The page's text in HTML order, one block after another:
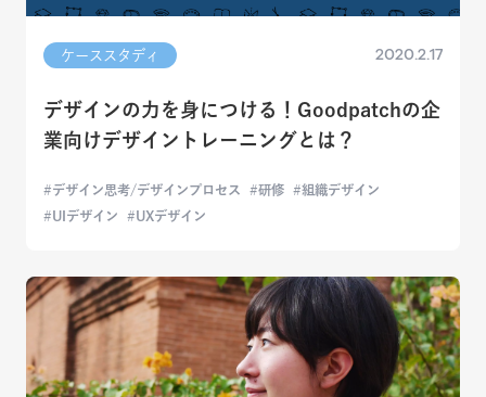
ケーススタディ 2020.2.17
デザインの力を身につける！Goodpatchの企
業向けデザイントレーニングとは？
デザイン思考/デザインプロセス 研修
組織デザイン
UIデザイン
UXデザイン